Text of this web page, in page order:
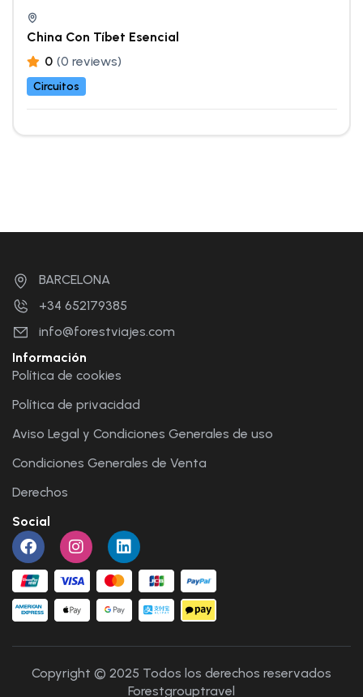
China Con Tíbet Esencial
0 (0 reviews)
Circuitos
BARCELONA
+34 652179385
info@forestviajes.com
Información
Política de cookies
Política de privacidad
Aviso Legal y Condiciones Generales de uso
Condiciones Generales de Venta
Derechos
Social
Copyright © 2025 Todos los derechos reservados
Forestgrouptravel